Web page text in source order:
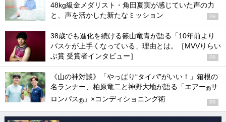
48kg級金メダリスト・角田夏実が感じていた声の力
と、声を活かした新たなミッション
PR
38歳でも進化を続ける篠山竜青が語る「10年前より
バスケが上手くなっている」理由とは。［MVVりらい
ぶ賞 受賞者インタビュー］
PR
《山の神対談》「やっぱり“タイパ”がいい！」箱根の
名ランナー、柏原竜二と神野大地が語る「エアー®サ
ロンパス® 」×コンディショニング術 PR